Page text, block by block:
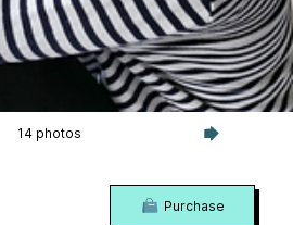
14 photos
Purchase